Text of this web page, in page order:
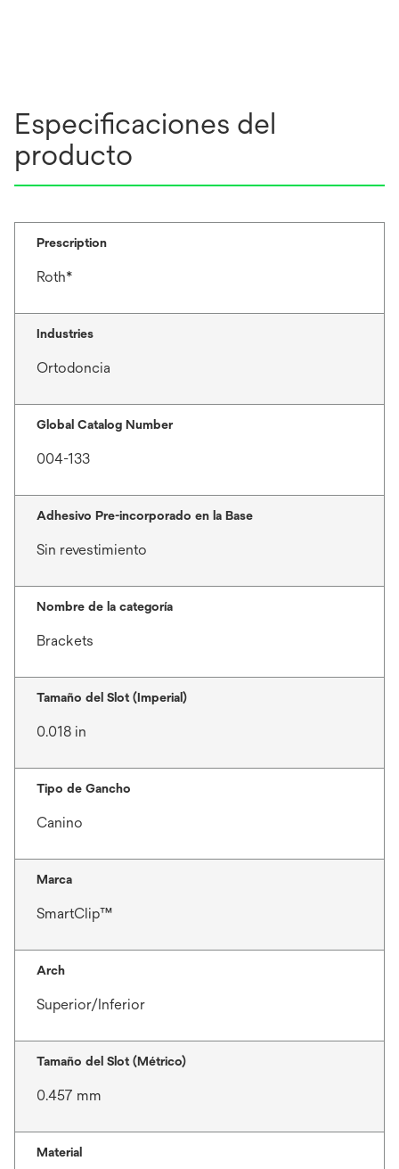
Especificaciones del
producto
Prescription
Roth*
Industries
Ortodoncia
Global Catalog Number
004-133
Adhesivo Pre-incorporado en la Base
Sin revestimiento
Nombre de la categoría
Brackets
Tamaño del Slot (Imperial)
0.018 in
Tipo de Gancho
Canino
Marca
SmartClip™
Arch
Superior/Inferior
Tamaño del Slot (Métrico)
0.457 mm
Material